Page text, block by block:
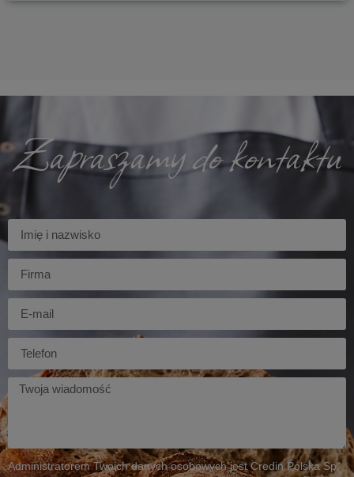
Zapraszamy do kontaktu
Imię
Firma
Telefon
Twoja
wiadomość
Administratorem Twoich danych osobowych jest Credin Polska Sp.